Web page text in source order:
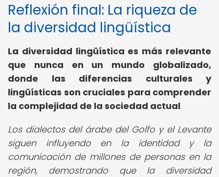
Reflexión final: La riqueza de
la diversidad lingüística
La diversidad lingüística es más relevante
que nunca en un mundo globalizado,
donde las diferencias culturales y
lingüísticas son cruciales para comprender
la complejidad de la sociedad actual.
Los dialectos del árabe del Golfo y el Levante
siguen influyendo en la identidad y la
comunicación de millones de personas en la
región, demostrando que la diversidad